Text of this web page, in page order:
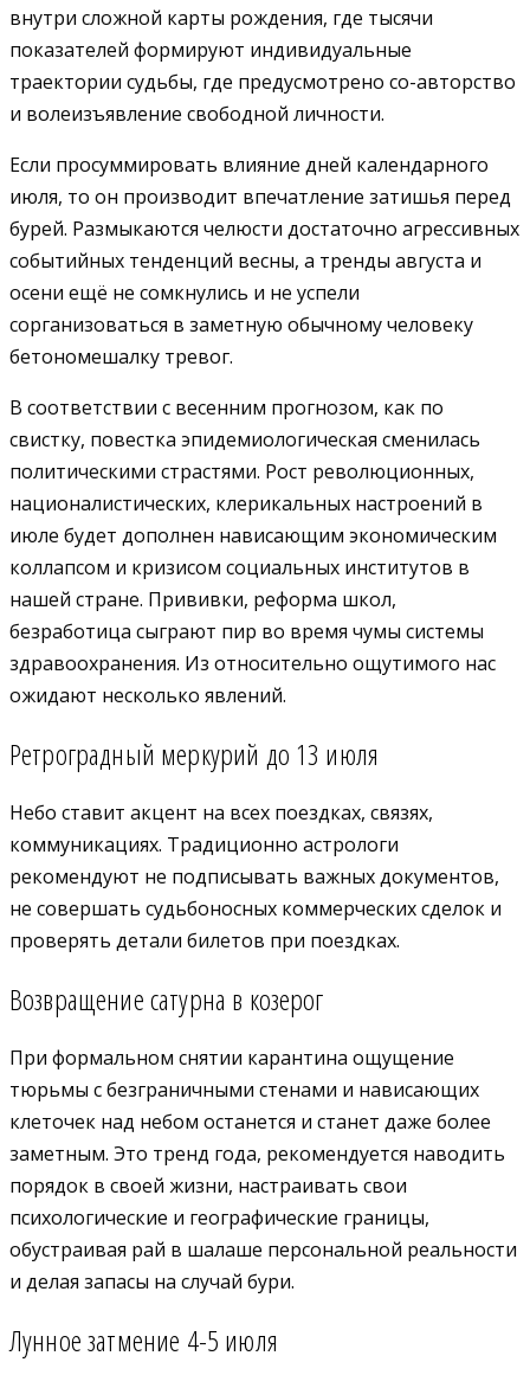
внутри сложной карты рождения, где тысячи
показателей формируют индивидуальные
траектории судьбы, где предусмотрено со-авторство
и волеизъявление свободной личности.
Если просуммировать влияние дней календарного
июля, то он производит впечатление затишья перед
бурей. Размыкаются челюсти достаточно агрессивных
событийных тенденций весны, а тренды августа и
осени ещё не сомкнулись и не успели
сорганизоваться в заметную обычному человеку
бетономешалку тревог.
В соответствии с весенним прогнозом, как по
свистку, повестка эпидемиологическая сменилась
политическими страстями. Рост революционных,
националистических, клерикальных настроений в
июле будет дополнен нависающим экономическим
коллапсом и кризисом социальных институтов в
нашей стране. Прививки, реформа школ,
безработица сыграют пир во время чумы системы
здравоохранения. Из относительно ощутимого нас
ожидают несколько явлений.
Ретроградный меркурий до 13 июля
Небо ставит акцент на всех поездках, связях,
коммуникациях. Традиционно астрологи
рекомендуют не подписывать важных документов,
не совершать судьбоносных коммерческих сделок и
проверять детали билетов при поездках.
Возвращение сатурна в козерог
При формальном снятии карантина ощущение
тюрьмы с безграничными стенами и нависающих
клеточек над небом останется и станет даже более
заметным. Это тренд года, рекомендуется наводить
порядок в своей жизни, настраивать свои
психологические и географические границы,
обустраивая рай в шалаше персональной реальности
и делая запасы на случай бури.
Лунное затмение 4-5 июля